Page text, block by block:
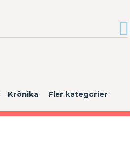
Krönika Fler kategorier